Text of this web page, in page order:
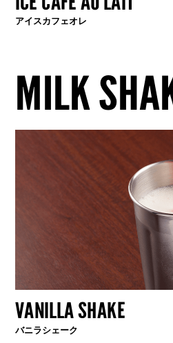
アイスカフェオレ
MILK
VANILLA SHAKE
バニラシェーク